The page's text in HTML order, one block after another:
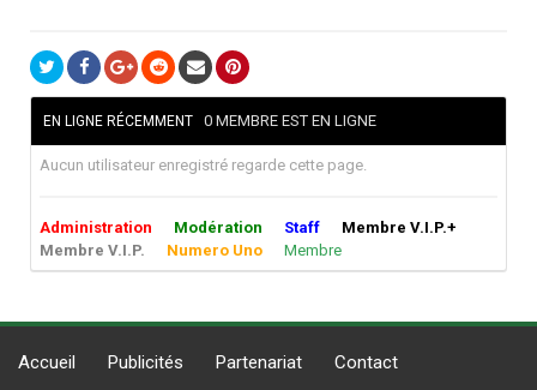
EN LIGNE RÉCEMMENT 0 MEMBRE EST EN LIGNE
Aucun utilisateur enregistré regarde cette page.
Administration Modération Staff
Membre V.I.P.+
Membre V.I.P.
Numero Uno Membre
Accueil Publicités Partenariat Contact